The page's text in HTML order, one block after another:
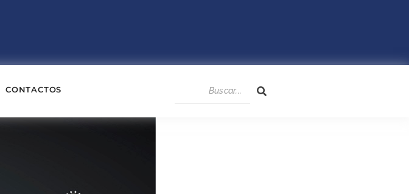
CONTACTOS